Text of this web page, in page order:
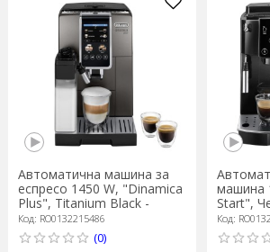
Автоматична машина за
еспресо 1450 W, "Dinamica
Plus", Titanium Black -
DeLonghi
Код: RO0132215486
(0)
машина
Start",
Код: